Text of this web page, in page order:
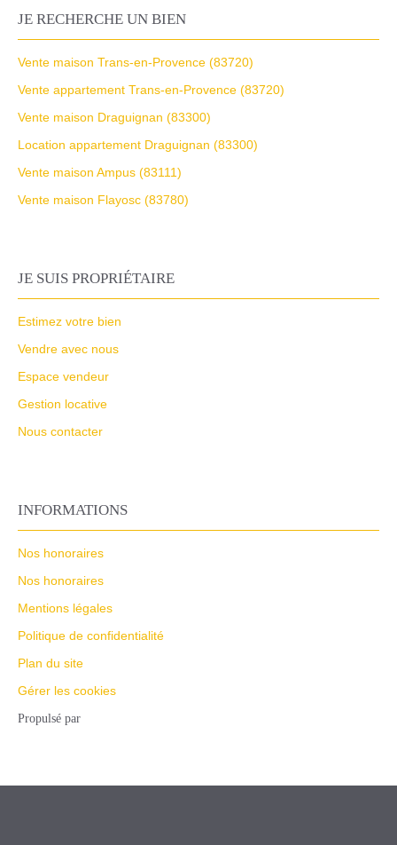
JE RECHERCHE UN BIEN
Vente maison Trans-en-Provence (83720)
Vente appartement Trans-en-Provence (83720)
Vente maison Draguignan (83300)
Location appartement Draguignan (83300)
Vente maison Ampus (83111)
Vente maison Flayosc (83780)
JE SUIS PROPRIÉTAIRE
Estimez votre bien
Vendre avec nous
Espace vendeur
Gestion locative
Nous contacter
INFORMATIONS
Nos honoraires
Nos honoraires
Mentions légales
Politique de confidentialité
Plan du site
Gérer les cookies
Propulsé par